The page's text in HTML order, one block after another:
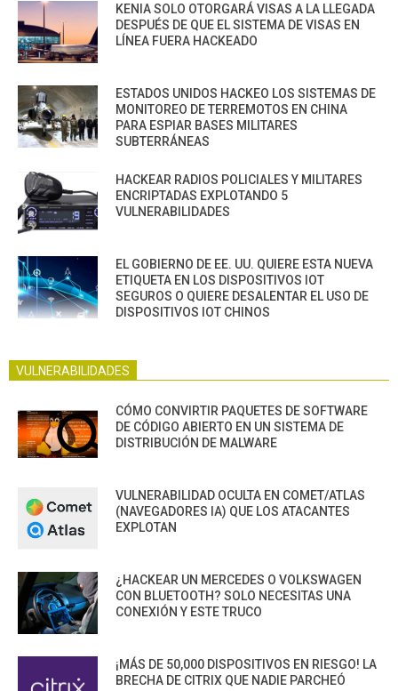
KENIA SOLO OTORGARÁ VISAS A LA LLEGADA
DESPUÉS DE QUE EL SISTEMA DE VISAS EN
LÍNEA FUERA HACKEADO
ESTADOS UNIDOS HACKEO LOS SISTEMAS DE
MONITOREO DE TERREMOTOS EN CHINA
PARA ESPIAR BASES MILITARES
SUBTERRÁNEAS
HACKEAR RADIOS POLICIALES Y MILITARES
ENCRIPTADAS EXPLOTANDO 5
VULNERABILIDADES
EL GOBIERNO DE EE. UU. QUIERE ESTA NUEVA
ETIQUETA EN LOS DISPOSITIVOS IOT
SEGUROS O QUIERE DESALENTAR EL USO DE
DISPOSITIVOS IOT CHINOS
VULNERABILIDADES
CÓMO CONVIRTIR PAQUETES DE SOFTWARE
DE CÓDIGO ABIERTO EN UN SISTEMA DE
DISTRIBUCIÓN DE MALWARE
VULNERABILIDAD OCULTA EN COMET/ATLAS
(NAVEGADORES IA) QUE LOS ATACANTES
EXPLOTAN
¿HACKEAR UN MERCEDES O VOLKSWAGEN
CON BLUETOOTH? SOLO NECESITAS UNA
CONEXIÓN Y ESTE TRUCO
¡MÁS DE 50,000 DISPOSITIVOS EN RIESGO! LA
BRECHA DE CITRIX QUE NADIE PARCHEÓ